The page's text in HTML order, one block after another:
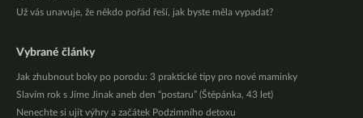
Už vás unavuje, že někdo pořád řeší, jak byste měla vypadat?
Vybrané články
Jak zhubnout boky po porodu: 3 praktické tipy pro nové maminky
Slavím rok s Jíme Jinak aneb den “postaru” (Štěpánka, 43 let)
Nenechte si ujít výhry a začátek Podzimního detoxu